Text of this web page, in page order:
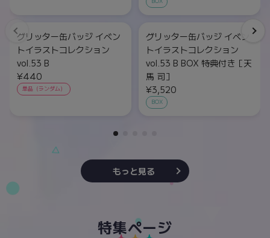
グリッター缶バッジ イベン
トイラストコレクション
vol.53 B
¥440
単品（ランダム）
グリッター缶バッジ イベン
トイラストコレクション
vol.53 B BOX 特典付き［天
馬 司］
¥3,520
BOX
もっと見る
特集ページ